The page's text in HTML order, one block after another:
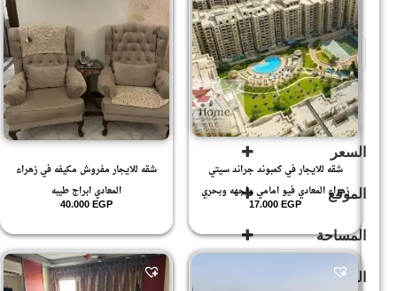
Sort Products
للإيجار (268)
للبيع (503)
السعر
الموقع
زهراء
زهراء
المساحة
الدور
شقه للايجار في كمبوند جراند سيتي
زهراء المعادي فيو امامي واجهه وبحري
17.000EGP
شقه للايجار مفروش مكيفه في زهراء
المعادي ابراج طيبه
40.000EGP